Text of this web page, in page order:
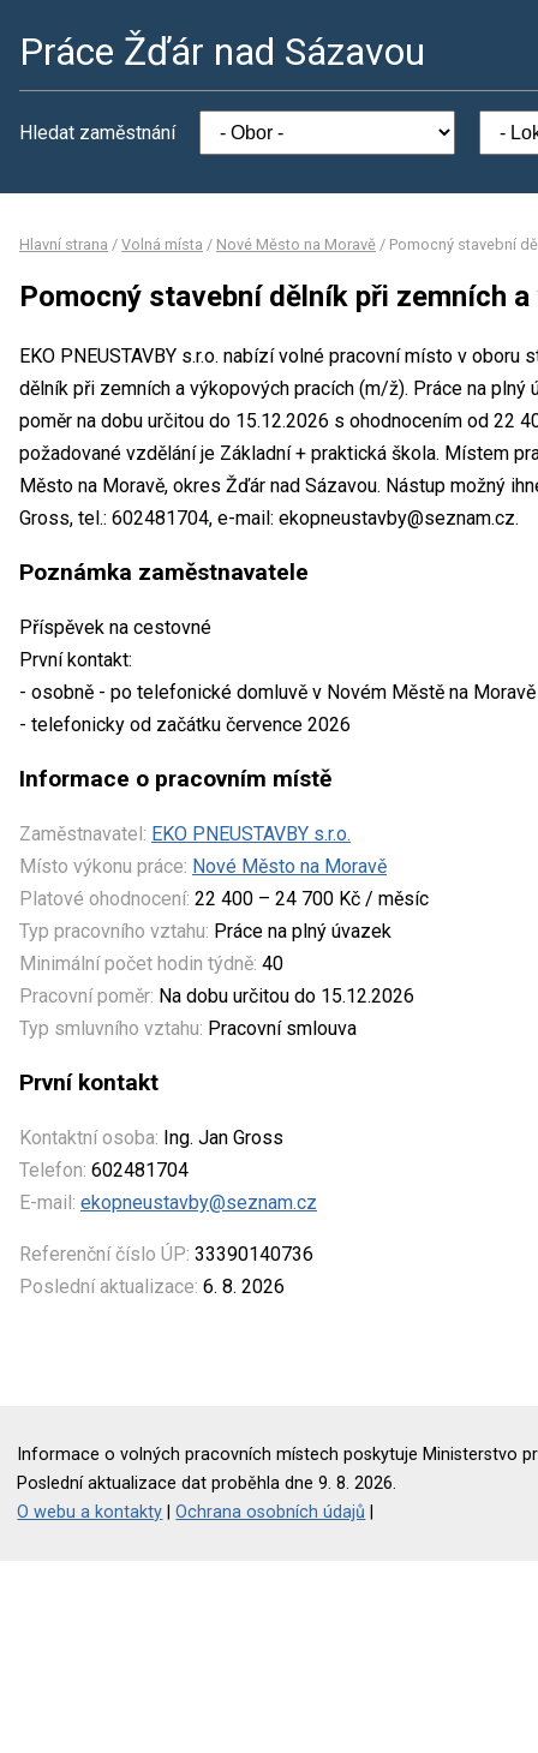
Práce Žďár nad Sázavou
Hledat zaměstnání
Hlavní strana / Volná místa / Nové Město na Moravě / Pomocný stavební
Pomocný stavební dělník při zemních
EKO PNEUSTAVBY s.r.o. nabízí volné pracovní místo v
dělník při zemních a výkopových pracích (m/ž). Práce na plný
poměr na dobu určitou do 15.12.2026 s ohodnocením od 22
požadované vzdělání je Základní + praktická škola. Místem
Město na Moravě, okres Žďár nad Sázavou. Nástup možný
Gross, tel.: 602481704, e-mail: ekopneustavby@seznam.cz.
Poznámka zaměstnavatele
Příspěvek na cestovné
První kontakt:
- osobně - po telefonické domluvě v Novém Městě na Moravě
- telefonicky od začátku července 2026
Informace o pracovním místě
Zaměstnavatel: EKO PNEUSTAVBY s.r.o.
Místo výkonu práce: Nové Město na Moravě
Platové ohodnocení: 22 400 – 24 700 Kč / měsíc
Typ pracovního vztahu: Práce na plný úvazek
Minimální počet hodin týdně: 40
Pracovní poměr: Na dobu určitou do 15.12.2026
Typ smluvního vztahu: Pracovní smlouva
První kontakt
Kontaktní osoba: Ing. Jan Gross
Telefon: 602481704
E-mail: ekopneustavby@seznam.cz
Referenční číslo ÚP: 33390140736
Poslední aktualizace: 6. 8. 2026
Informace o volných pracovních místech poskytuje Ministerstvo
Poslední aktualizace dat proběhla dne 9. 8. 2026.
O webu a kontakty |Ochrana osobních údajů